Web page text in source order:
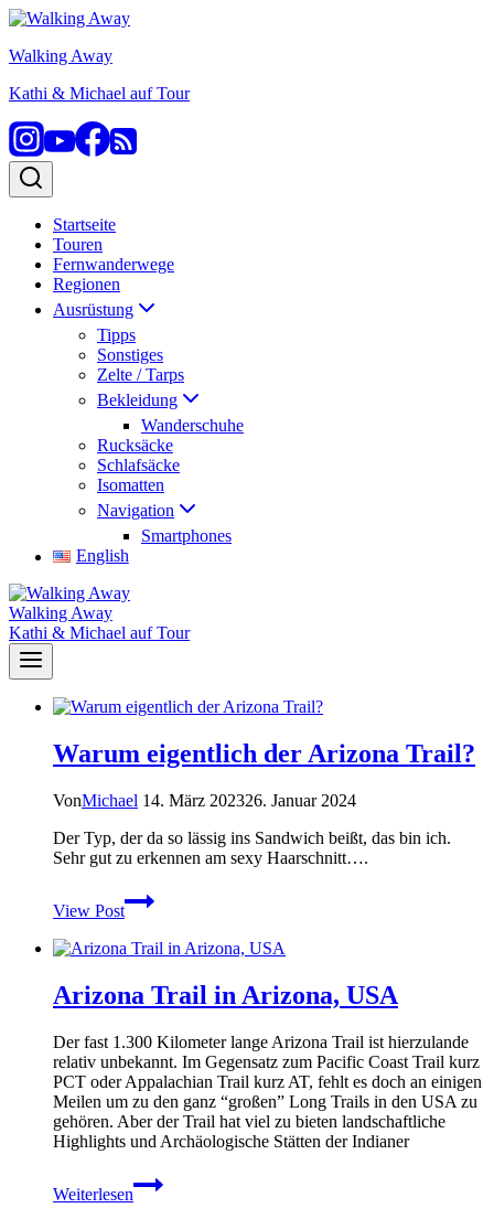
Zum
springen
Walking Away
Kathi & Michael auf Tour
Startseite
Touren
Fernwanderwege
Regionen
Ausrüstung
Tipps
Sonstiges
Zelte / Tarps
Bekleidung
Wanderschuhe
Rucksäcke
Schlafsäcke
Isomatten
Navigation
Smartphones
English
Walking Away
Kathi & Michael auf Tour
Warum eigentlich der Arizona Trail?
VonMichael 14. März 202326. Januar 2024
Der Typ, der da so lässig ins Sandwich beißt, das bin ich.
Sehr gut zu erkennen am sexy Haarschnitt….
View Post
Warum
eigentlich
Arizona
Arizona Trail in Arizona, USA
Der fast 1.300 Kilometer lange Arizona Trail ist hierzulande
relativ unbekannt. Im Gegensatz zum Pacific Coast Trail kurz
PCT oder Appalachian Trail kurz AT, fehlt es doch an einigen
Meilen um zu den ganz “großen” Long Trails in den USA zu
gehören. Aber der Trail hat viel zu bieten landschaftliche
Highlights und Archäologische Stätten der Indianer
Weiterlesen
Arizona
Trail